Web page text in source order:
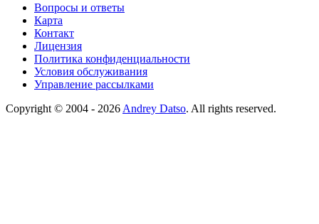
Вопросы и ответы
Карта
Контакт
Лицензия
Политика конфиденциальности
Условия обслуживания
Управление рассылками
Copyright © 2004 - 2026 Andrey Datso. All rights reserved.